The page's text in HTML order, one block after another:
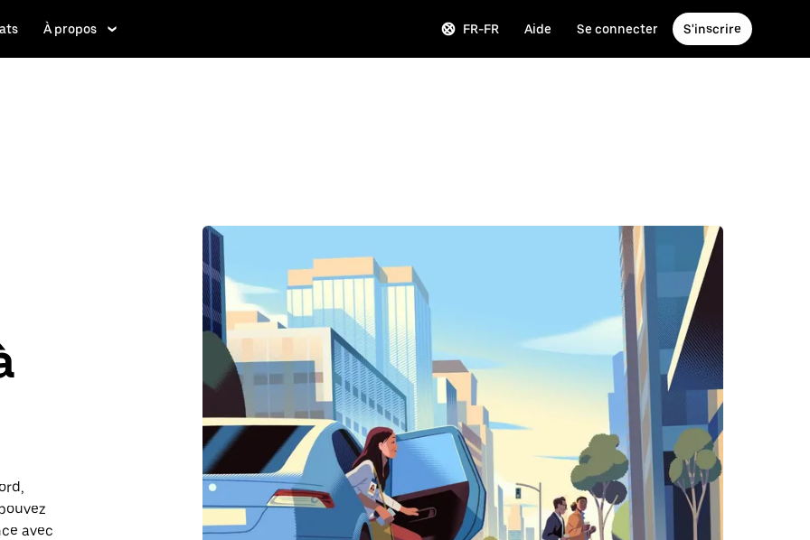
À propos FR-FR Aide Se connecter S'inscrire
avec